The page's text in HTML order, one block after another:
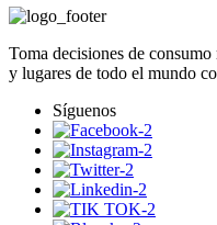
Toma decisiones de consumo
y lugares de todo el mundo
Síguenos